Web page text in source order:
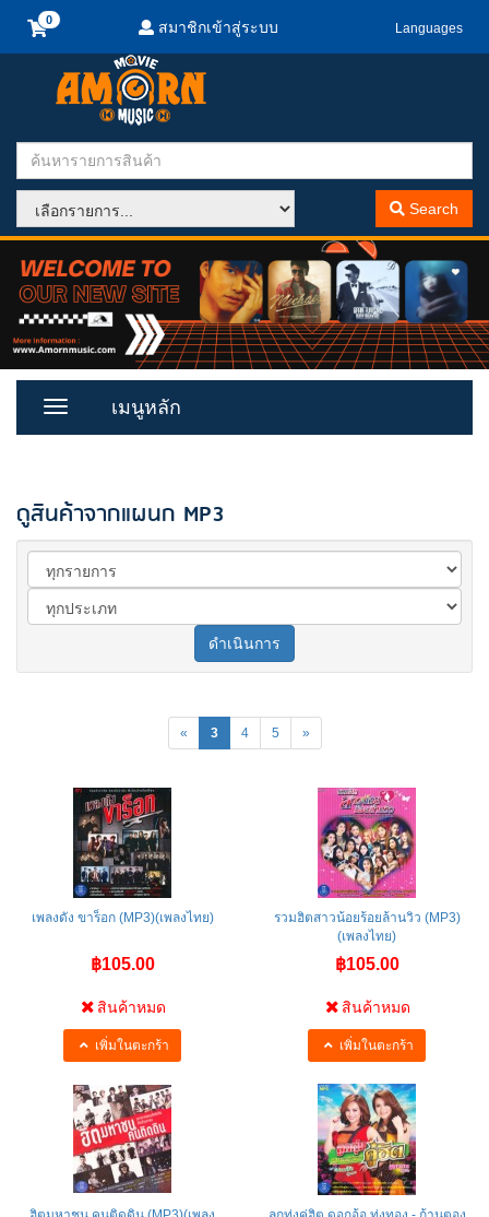
สมาชิกเข้าสู่ระบบ Languages
Search
Toggle
เมนูหลัก
ดูสินค้าจากแผนก MP3
ดำเนินการ
« 3 4 5 »
เพลงดัง ขาร็อก (MP3)(เพลงไทย)
฿105.00
สินค้าหมด
เพิ่มในตะกร้า
รวมฮิตสาวน้อยร้อยล้านวิว (MP3)
(เพลงไทย)
฿105.00
สินค้าหมด
เพิ่มในตะกร้า